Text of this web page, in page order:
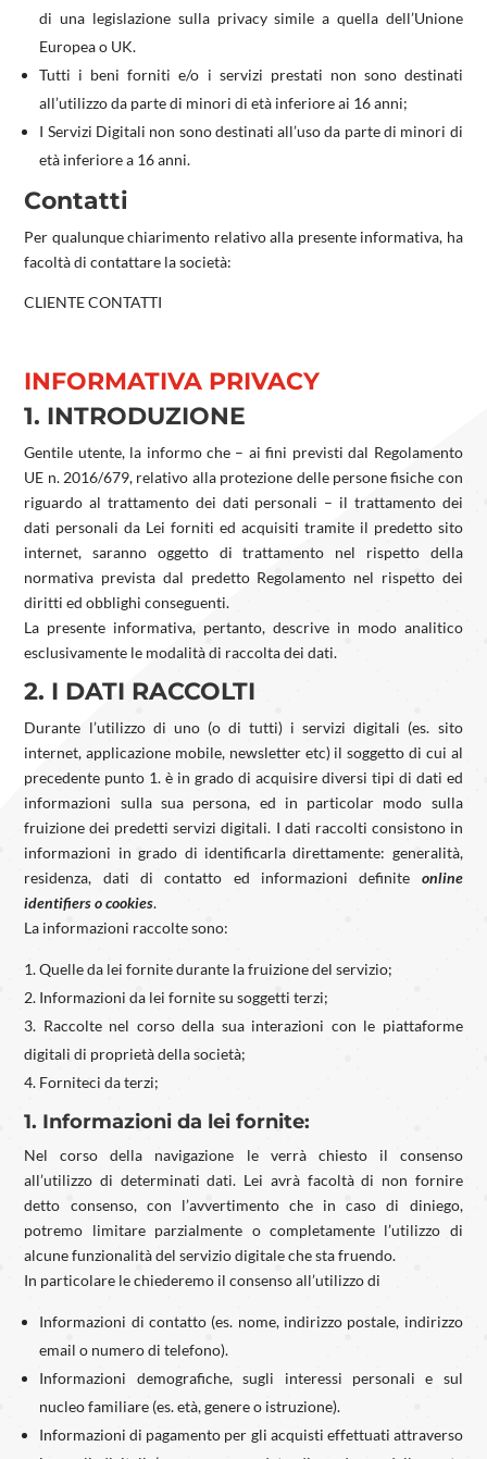
di una legislazione sulla privacy simile a quella dell’Unione
Europea o UK.
Tutti i beni forniti e/o i servizi prestati non sono destinati
all’utilizzo da parte di minori di età inferiore ai 16 anni;
I Servizi Digitali non sono destinati all’uso da parte di minori di
età inferiore a 16 anni.
Contatti
Per qualunque chiarimento relativo alla presente informativa, ha
facoltà di contattare la società:
CLIENTE CONTATTI
INFORMATIVA PRIVACY
1. INTRODUZIONE
Gentile utente, la informo che – ai fini previsti dal Regolamento
UE n. 2016/679, relativo alla protezione delle persone fisiche con
riguardo al trattamento dei dati personali – il trattamento dei
dati personali da Lei forniti ed acquisiti tramite il predetto sito
internet, saranno oggetto di trattamento nel rispetto della
normativa prevista dal predetto Regolamento nel rispetto dei
diritti ed obblighi conseguenti.
La presente informativa, pertanto, descrive in modo analitico
esclusivamente le modalità di raccolta dei dati.
2. I DATI RACCOLTI
Durante l’utilizzo di uno (o di tutti) i servizi digitali (es. sito
internet, applicazione mobile, newsletter etc) il soggetto di cui al
precedente punto 1. è in grado di acquisire diversi tipi di dati ed
informazioni sulla sua persona, ed in particolar modo sulla
fruizione dei predetti servizi digitali. I dati raccolti consistono in
informazioni in grado di identificarla direttamente: generalità,
residenza, dati di contatto ed informazioni definite online
identifiers o cookies.
La informazioni raccolte sono:
Quelle da lei fornite durante la fruizione del servizio;
Informazioni da lei fornite su soggetti terzi;
Raccolte nel corso della sua interazioni con le piattaforme
digitali di proprietà della società;
Forniteci da terzi;
1. Informazioni da lei fornite:
Nel corso della navigazione le verrà chiesto il consenso
all’utilizzo di determinati dati. Lei avrà facoltà di non fornire
detto consenso, con l’avvertimento che in caso di diniego,
potremo limitare parzialmente o completamente l’utilizzo di
alcune funzionalità del servizio digitale che sta fruendo.
In particolare le chiederemo il consenso all’utilizzo di
Informazioni di contatto (es. nome, indirizzo postale, indirizzo
email o numero di telefono).
Informazioni demografiche, sugli interessi personali e sul
nucleo familiare (es. età, genere o istruzione).
Informazioni di pagamento per gli acquisti effettuati attraverso